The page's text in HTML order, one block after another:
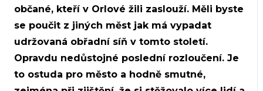
občané, kteří v Orlové žili zaslouží. Měli byste
se poučit z jiných měst jak má vypadat
udržovaná obřadní síň v tomto století.
Opravdu nedůstojné poslední rozloučení. Je
to ostuda pro město a hodně smutné,